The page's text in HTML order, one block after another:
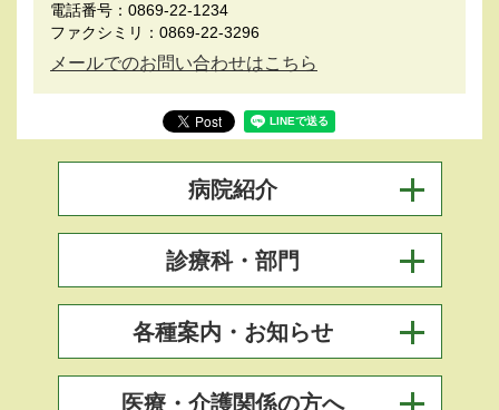
電話番号：0869-22-1234
ファクシミリ：0869-22-3296
メールでのお問い合わせはこちら
病院紹介
診療科・部門
各種案内・お知らせ
医療・介護関係の方へ